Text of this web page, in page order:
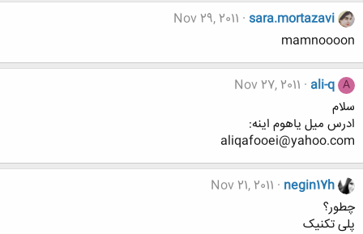
sara.mortazavi
Nov 29, 2011
mamnoooon
A
ali-q
Nov 27, 2011
سلام
ادرس ميل ياهوم اينه:
aliqafooei@yahoo.com
negin17h
Nov 21, 2011
چطور؟
پلی تکنیک